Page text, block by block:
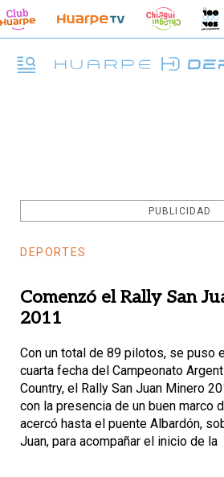
PUBLICIDAD
DEPORTES
Comenzó el Rally San
2011
Con un total de 89 pilotos, se puso
cuarta fecha del Campeonato
Country, el Rally San Juan Minero
con la presencia de un buen marco
acercó hasta el puente Albardón,
Juan, para acompañar el inicio de la